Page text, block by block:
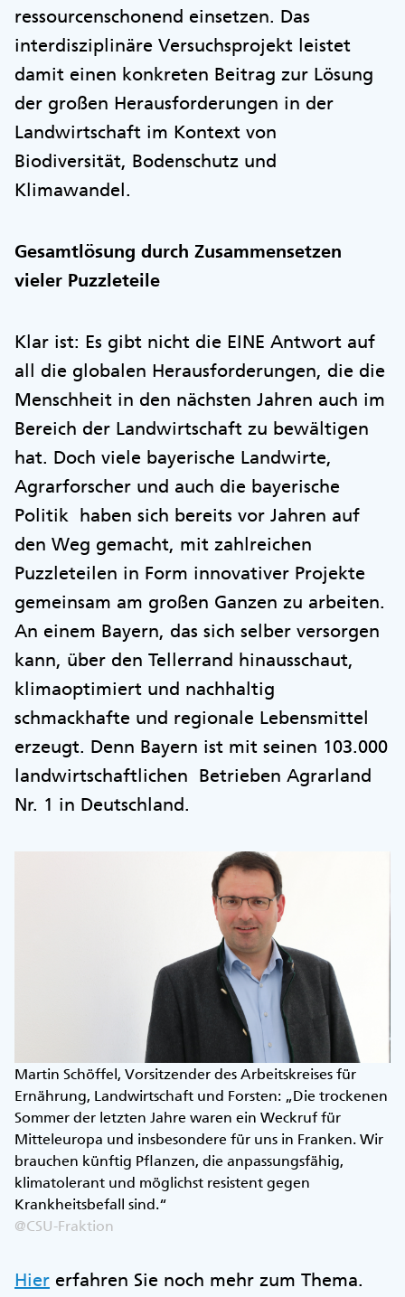
ressourcenschonend einsetzen. Das
interdisziplinäre Versuchsprojekt leistet
damit einen konkreten Beitrag zur Lösung
der großen Herausforderungen in der
Landwirtschaft im Kontext von
Biodiversität, Bodenschutz und
Klimawandel.
Gesamtlösung durch Zusammensetzen
vieler Puzzleteile
Klar ist: Es gibt nicht die EINE Antwort auf
all die globalen Herausforderungen, die die
Menschheit in den nächsten Jahren auch im
Bereich der Landwirtschaft zu bewältigen
hat. Doch viele bayerische Landwirte,
Agrarforscher und auch die bayerische
Politik haben sich bereits vor Jahren auf
den Weg gemacht, mit zahlreichen
Puzzleteilen in Form innovativer Projekte
gemeinsam am großen Ganzen zu arbeiten.
An einem Bayern, das sich selber versorgen
kann, über den Tellerrand hinausschaut,
klimaoptimiert und nachhaltig
schmackhafte und regionale Lebensmittel
erzeugt. Denn Bayern ist mit seinen 103.000
landwirtschaftlichen Betrieben Agrarland
Nr. 1 in Deutschland.
Martin Schöffel, Vorsitzender des Arbeitskreises für
Ernährung, Landwirtschaft und Forsten: „Die trockenen
Sommer der letzten Jahre waren ein Weckruf für
Mitteleuropa und insbesondere für uns in Franken. Wir
brauchen künftig Pflanzen, die anpassungsfähig,
klimatolerant und möglichst resistent gegen
Krankheitsbefall sind.“
@CSU-Fraktion
Hier erfahren Sie noch mehr zum Thema.